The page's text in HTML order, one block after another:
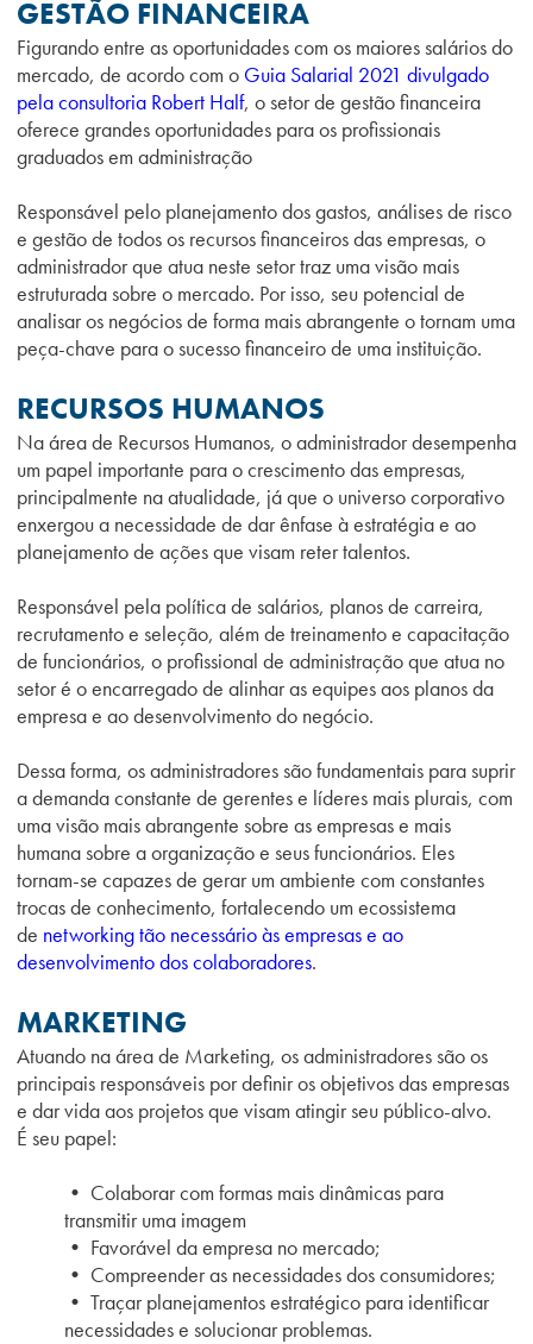
GESTÃO FINANCEIRA
Figurando entre as oportunidades com os maiores salários do
mercado, de acordo com o Guia Salarial 2021 divulgado
pela consultoria Robert Half, o setor de gestão financeira
oferece grandes oportunidades para os profissionais
graduados em administração
Responsável pelo planejamento dos gastos, análises de risco
e gestão de todos os recursos financeiros das empresas, o
administrador que atua neste setor traz uma visão mais
estruturada sobre o mercado. Por isso, seu potencial de
analisar os negócios de forma mais abrangente o tornam uma
peça-chave para o sucesso financeiro de uma instituição.
RECURSOS HUMANOS
Na área de Recursos Humanos, o administrador desempenha
um papel importante para o crescimento das empresas,
principalmente na atualidade, já que o universo corporativo
enxergou a necessidade de dar ênfase à estratégia e ao
planejamento de ações que visam reter talentos.
Responsável pela política de salários, planos de carreira,
recrutamento e seleção, além de treinamento e capacitação
de funcionários, o profissional de administração que atua no
setor é o encarregado de alinhar as equipes aos planos da
empresa e ao desenvolvimento do negócio.
Dessa forma, os administradores são fundamentais para suprir
a demanda constante de gerentes e líderes mais plurais, com
uma visão mais abrangente sobre as empresas e mais
humana sobre a organização e seus funcionários. Eles
tornam-se capazes de gerar um ambiente com constantes
trocas de conhecimento, fortalecendo um ecossistema
de networking tão necessário às empresas e ao
desenvolvimento dos colaboradores.
MARKETING
Atuando na área de Marketing, os administradores são os
principais responsáveis por definir os objetivos das empresas
e dar vida aos projetos que visam atingir seu público-alvo.
É seu papel:
• Colaborar com formas mais dinâmicas para
transmitir uma imagem
• Favorável da empresa no mercado;
• Compreender as necessidades dos consumidores;
• Traçar planejamentos estratégico para identificar
necessidades e solucionar problemas.